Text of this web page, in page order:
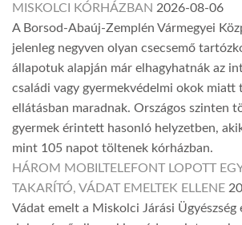
MISKOLCI KÓRHÁZBAN 2026-08-06
A Borsod-Abaúj-Zemplén Vármegyei
jelenleg negyven olyan csecsemő
állapotuk alapján már elhagyhatnák az
családi vagy gyermekvédelmi okok miatt
ellátásban maradnak. Országos szinten
gyermek érintett hasonló helyzetben,
mint 105 napot töltenek kórházban.
HÁROM MOBILTELEFONT LOPOTT
TAKARÍTÓ, VÁDAT EMELTEK ELLENE
Vádat emelt a Miskolci Járási